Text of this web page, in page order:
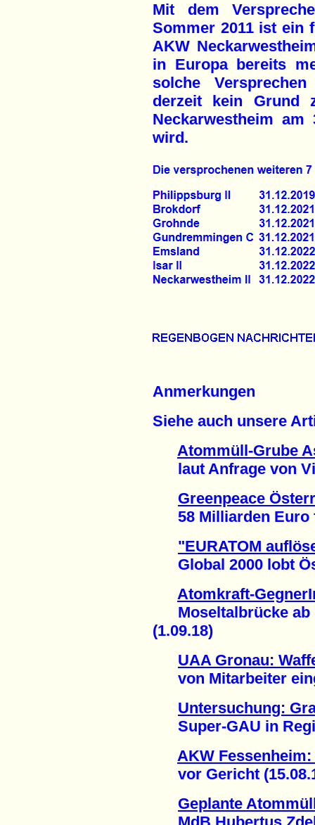
Mit dem
Sommer 2011 ist ein
AKW
in Europa bereits
solche
derzeit kein Grund
Neckarwestheim am
wird.
Anmerkungen
Siehe auch unsere
Atommüll-Grube
laut Anfrage von
Greenpeace
58 Milliarden Euro
"EURATOM
Global 2000 lobt
Atomkraft-
Moseltalbrücke ab
(1.09.18)
UAA Gronau:
von Mitarbeiter
Untersuchung:
Super-GAU in
AKW
vor Gericht
Geplante